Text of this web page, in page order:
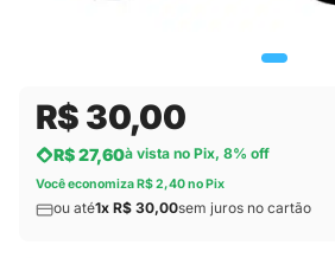
R$ 30,00
R$ 27,60à vista no Pix, 8% off
Você economiza R$ 2,40 no Pix
ou até1x R$ 30,00sem juros no cartão